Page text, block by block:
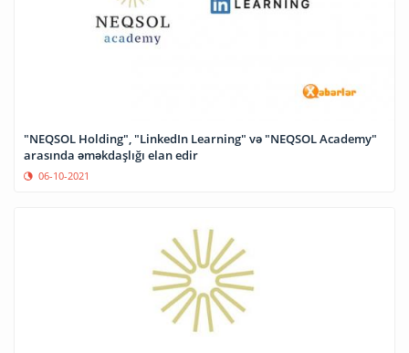
"NEQSOL Holding", "LinkedIn Learning" və "NEQSOL Academy"
arasında əməkdaşlığı elan edir
06-10-2021